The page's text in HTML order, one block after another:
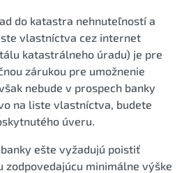
do katastra nehnuteľností a
vlastníctva cez internet
katastrálneho úradu) je pre
zárukou pre umožnenie
nebude v prospech banky
na liste vlastníctva, budete
úveru.
ešte vyžadujú poistiť
zodpovedajúcu minimálne výške